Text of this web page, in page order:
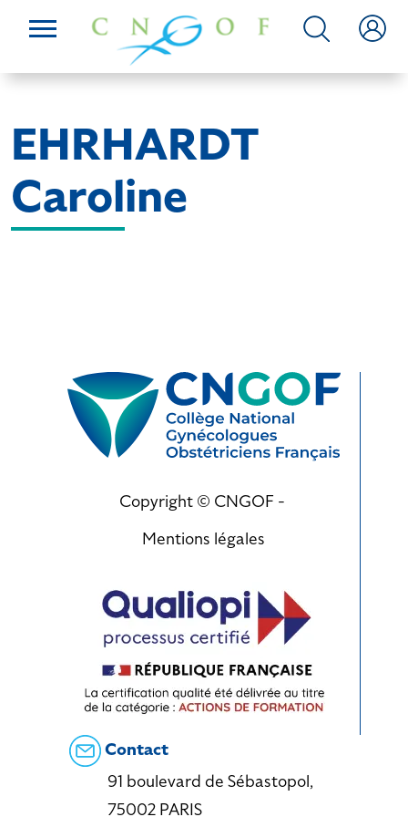
EHRHARDT
Caroline
Copyright © CNGOF -
Mentions légales
Contact
91 boulevard de Sébastopol,
75002 PARIS